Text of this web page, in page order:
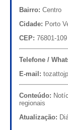
Bairro: Centro
Cidade: Porto
CEP: 76801-109
Telefone /
E-mail:
Conteúdo:
regionais
Atualização: